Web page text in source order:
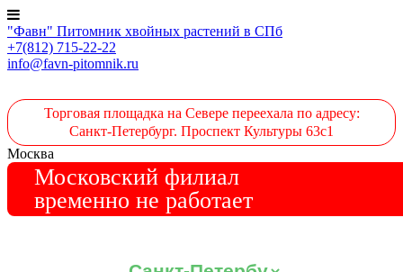
"Фавн" Питомник хвойных растений в СПб
+7(812) 715-22-22
info@favn-pitomnik.ru
Торговая площадка на Севере переехала по адресу:
Санкт-Петербург. Проспект Культуры 63с1
Москва
Московский филиал
временно не работает